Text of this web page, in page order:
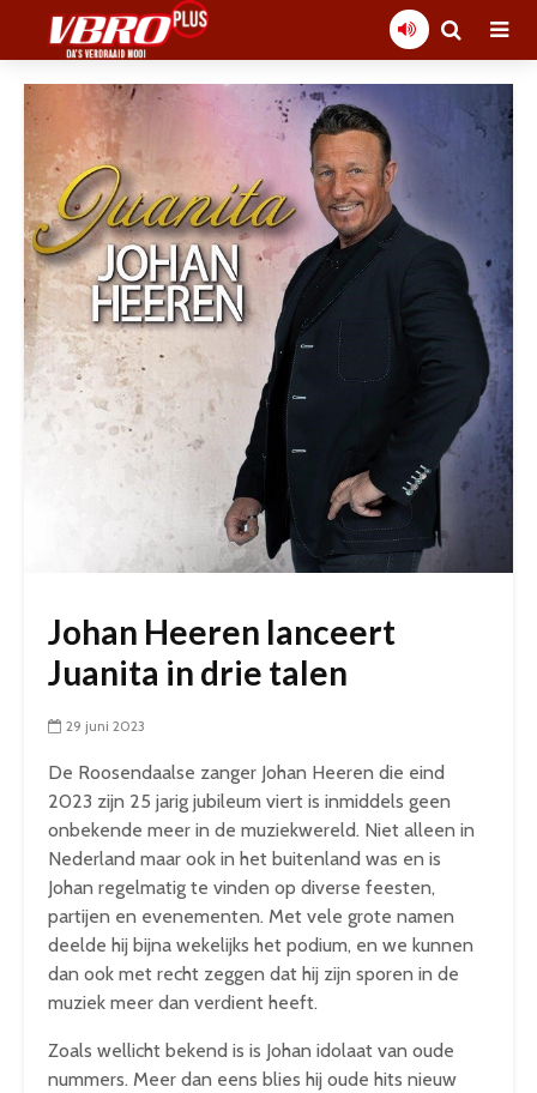
Johan Heeren lanceert
Juanita in drie talen
29 juni 2023
De Roosendaalse zanger Johan Heeren die eind
2023 zijn 25 jarig jubileum viert is inmiddels geen
onbekende meer in de muziekwereld. Niet alleen in
Nederland maar ook in het buitenland was en is
Johan regelmatig te vinden op diverse feesten,
partijen en evenementen. Met vele grote namen
deelde hij bijna wekelijks het podium, en we kunnen
dan ook met recht zeggen dat hij zijn sporen in de
muziek meer dan verdient heeft.
Zoals wellicht bekend is is Johan idolaat van oude
nummers. Meer dan eens blies hij oude hits nieuw